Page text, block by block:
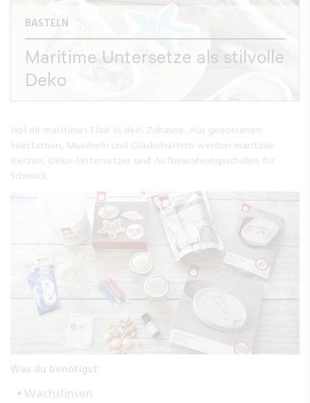
BASTELN
Maritime Untersetze als stilvolle
Deko
Hol dir maritimes Flair in dein Zuhause. Aus gegossenen
Seesternen, Muscheln und Glasbehältern werden maritime
Kerzen, Deko-Untersetzer und Aufbewahrungsschalen für
Schmuck.
Was du benötigst:
Wachslinsen